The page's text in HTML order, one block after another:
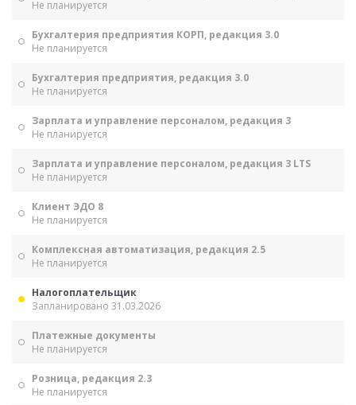
Не планируется
Бухгалтерия предприятия КОРП, редакция 3.0
Не планируется
Бухгалтерия предприятия, редакция 3.0
Не планируется
Зарплата и управление персоналом, редакция 3
Не планируется
Зарплата и управление персоналом, редакция 3 LTS
Не планируется
Клиент ЭДО 8
Не планируется
Комплексная автоматизация, редакция 2.5
Не планируется
Налогоплательщик
Запланировано 31.03.2026
Платежные документы
Не планируется
Розница, редакция 2.3
Не планируется